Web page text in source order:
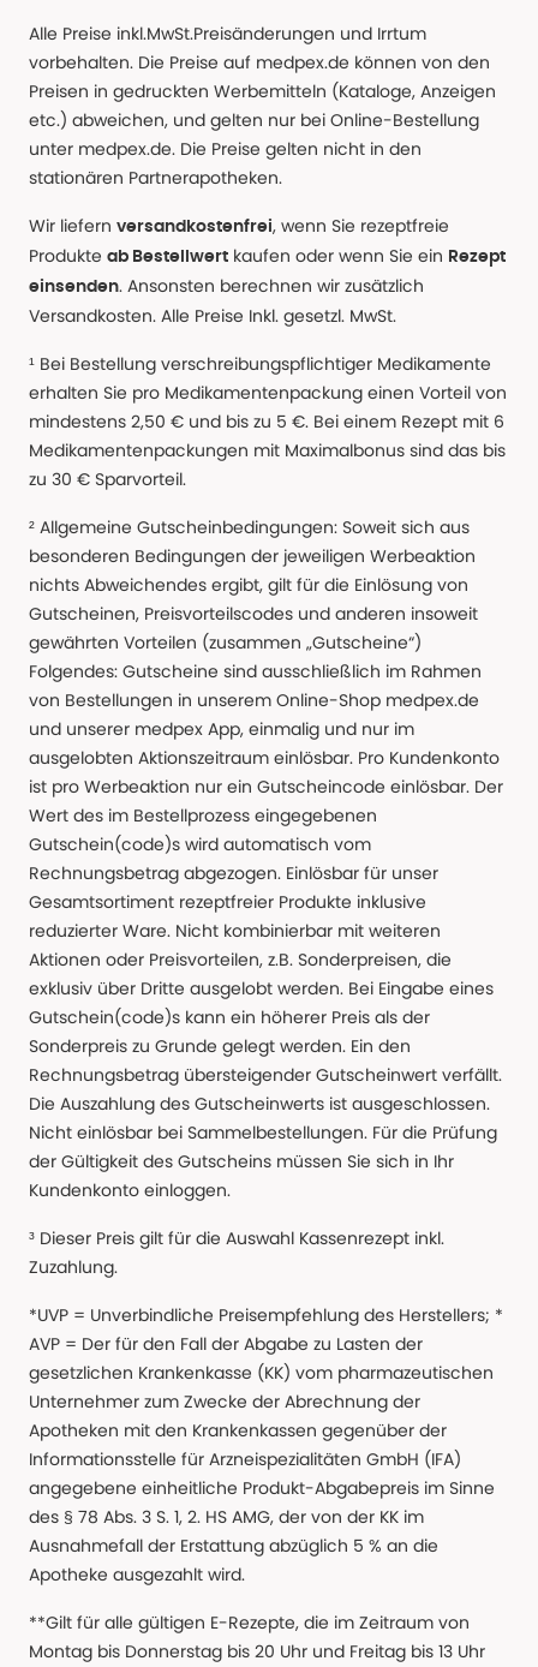
Alle Preise inkl.MwSt.Preisänderungen und Irrtum
vorbehalten. Die Preise auf medpex.de können von den
Preisen in gedruckten Werbemitteln (Kataloge, Anzeigen
etc.) abweichen, und gelten nur bei Online-Bestellung
unter medpex.de. Die Preise gelten nicht in den
stationären Partnerapotheken.
Wir liefern versandkostenfrei, wenn Sie rezeptfreie
Produkte ab Bestellwert kaufen oder wenn Sie ein Rezept
einsenden. Ansonsten berechnen wir zusätzlich
Versandkosten. Alle Preise Inkl. gesetzl. MwSt.
¹ Bei Bestellung verschreibungspflichtiger Medikamente
erhalten Sie pro Medikamentenpackung einen Vorteil von
mindestens 2,50 € und bis zu 5 €. Bei einem Rezept mit 6
Medikamentenpackungen mit Maximalbonus sind das bis
zu 30 € Sparvorteil.
² Allgemeine Gutscheinbedingungen: Soweit sich aus
besonderen Bedingungen der jeweiligen Werbeaktion
nichts Abweichendes ergibt, gilt für die Einlösung von
Gutscheinen, Preisvorteilscodes und anderen insoweit
gewährten Vorteilen (zusammen „Gutscheine“)
Folgendes: Gutscheine sind ausschließlich im Rahmen
von Bestellungen in unserem Online-Shop medpex.de
und unserer medpex App, einmalig und nur im
ausgelobten Aktionszeitraum einlösbar. Pro Kundenkonto
ist pro Werbeaktion nur ein Gutscheincode einlösbar. Der
Wert des im Bestellprozess eingegebenen
Gutschein(code)s wird automatisch vom
Rechnungsbetrag abgezogen. Einlösbar für unser
Gesamtsortiment rezeptfreier Produkte inklusive
reduzierter Ware. Nicht kombinierbar mit weiteren
Aktionen oder Preisvorteilen, z.B. Sonderpreisen, die
exklusiv über Dritte ausgelobt werden. Bei Eingabe eines
Gutschein(code)s kann ein höherer Preis als der
Sonderpreis zu Grunde gelegt werden. Ein den
Rechnungsbetrag übersteigender Gutscheinwert verfällt.
Die Auszahlung des Gutscheinwerts ist ausgeschlossen.
Nicht einlösbar bei Sammelbestellungen. Für die Prüfung
der Gültigkeit des Gutscheins müssen Sie sich in Ihr
Kundenkonto einloggen.
³ Dieser Preis gilt für die Auswahl Kassenrezept inkl.
Zuzahlung.
*UVP = Unverbindliche Preisempfehlung des Herstellers; *
AVP = Der für den Fall der Abgabe zu Lasten der
gesetzlichen Krankenkasse (KK) vom pharmazeutischen
Unternehmer zum Zwecke der Abrechnung der
Apotheken mit den Krankenkassen gegenüber der
Informationsstelle für Arzneispezialitäten GmbH (IFA)
angegebene einheitliche Produkt-Abgabepreis im Sinne
des § 78 Abs. 3 S. 1, 2. HS AMG, der von der KK im
Ausnahmefall der Erstattung abzüglich 5 % an die
Apotheke ausgezahlt wird.
**Gilt für alle gültigen E-Rezepte, die im Zeitraum von
Montag bis Donnerstag bis 20 Uhr und Freitag bis 13 Uhr